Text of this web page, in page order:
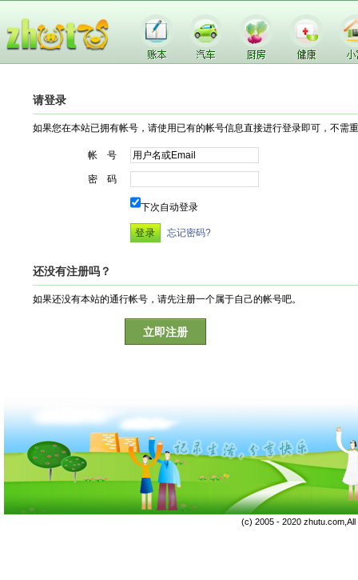
请登录
如果您在本站已拥有帐号，请使用已有的帐号信息直接进行登录即可，不需
帐 号
密 码
下次自动登录
忘记密码?
还没有注册吗？
如果还没有本站的通行帐号，请先注册一个属于自己的帐号吧。
立即注册
(c) 2005 - 2020